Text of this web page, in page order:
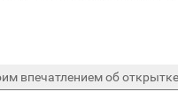
впечатлением об